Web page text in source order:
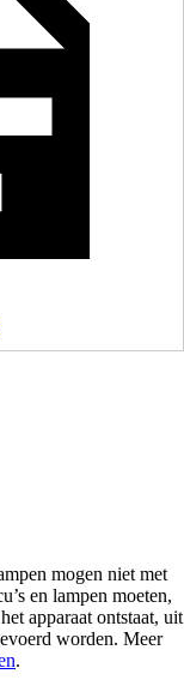
mogen niet met
en lampen moeten,
apparaat ontstaat, uit
worden. Meer
.